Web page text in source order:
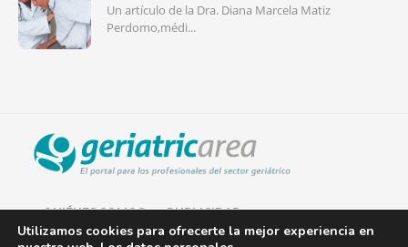
Un artículo de la Dra. Diana Marcela Matiz
Perdomo,médi...
QUIÉNES SOMOS PUBLICIDAD
Utilizamos cookies para ofrecerte la mejor experiencia en